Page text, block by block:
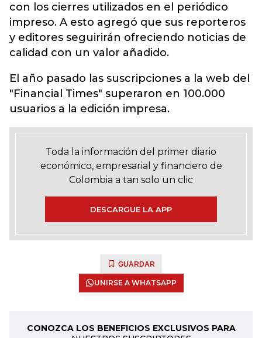
con los cierres utilizados en el periódico
impreso. A esto agregó que sus reporteros
y editores seguirirán ofreciendo noticias de
calidad con un valor añadido.
El año pasado las suscripciones a la web del
"Financial Times" superaron en 100.000
usuarios a la edición impresa.
Toda la información del primer diario
económico, empresarial y financiero de
Colombia a tan solo un clic
DESCARGUE LA APP
GUARDAR
UNIRSE A WHATSAPP
CONOZCA LOS BENEFICIOS EXCLUSIVOS PARA